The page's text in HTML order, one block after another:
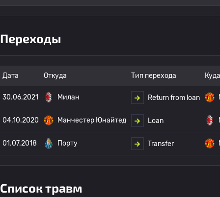
Переходы
Дата Откуда Тип перехода Куда
30.06.2021 Милан Return from loan
04.10.2020 Манчестер Юнайтед Loan
01.07.2018 Порту Transfer
Список травм